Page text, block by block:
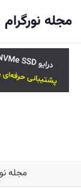
مجله نورگرام
مجله